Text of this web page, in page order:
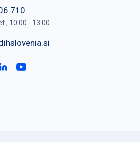
710
10:00 - 13:00